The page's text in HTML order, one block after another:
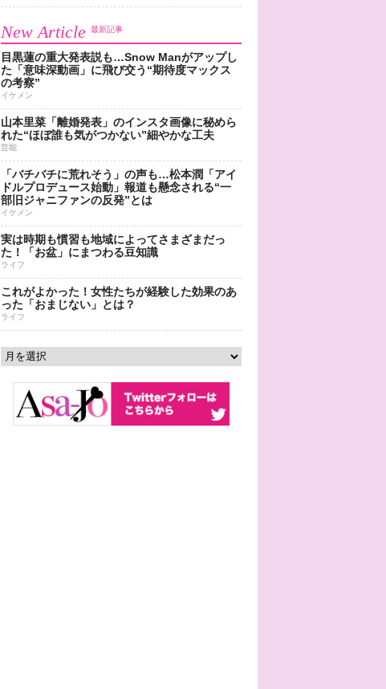
New Article 最新記事
目黒蓮の重大発表説も…Snow Manがアップし
た「意味深動画」に飛び交う“期待度マックス
の考察”
イケメン
山本里菜「離婚発表」のインスタ画像に秘めら
れた“ほぼ誰も気がつかない”細やかな工夫
芸能
「バチバチに荒れそう」の声も…松本潤「アイ
ドルプロデュース始動」報道も懸念される“一
部旧ジャニファンの反発”とは
イケメン
実は時期も慣習も地域によってさまざまだっ
た！「お盆」にまつわる豆知識
ライフ
これがよかった！女性たちが経験した効果のあ
った「おまじない」とは？
ライフ